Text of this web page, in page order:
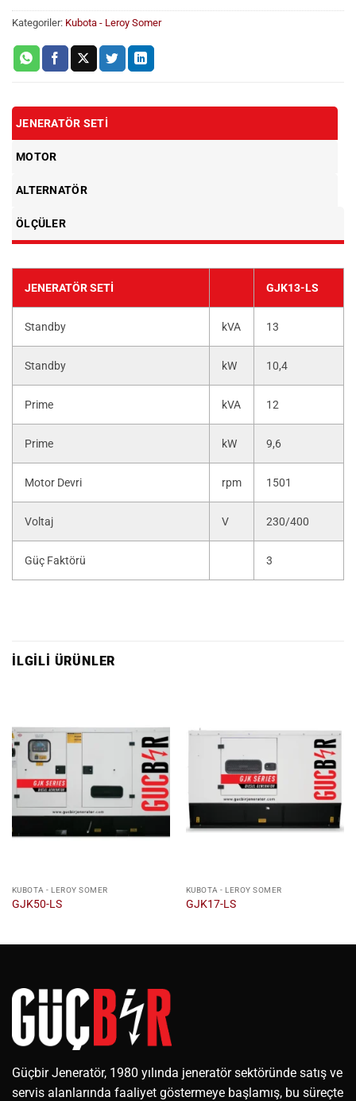
Kategoriler: Kubota - Leroy Somer
JENERATÖR SETI
MOTOR
ALTERNATÖR
ÖLÇÜLER
JENERATÖR SETI GJK13-LS
Standby kVA 13
Standby kW 10,4
Prime kVA 12
Prime kW 9,6
Motor Devri rpm 1501
Voltaj V 230/400
Güç Faktörü 3
İLGILI ÜRÜNLER
KUBOTA - LEROY SOMER
GJK50-LS
KUBOTA - LEROY SOMER
GJK17-LS
Güçbir Jeneratör, 1980 yılında jeneratör sektöründe satış ve
servis alanlarında faaliyet göstermeye başlamış, bu süreçte